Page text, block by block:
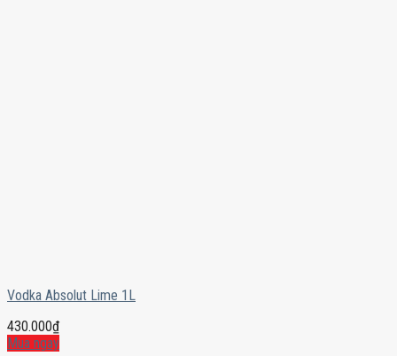
Vodka Absolut Lime 1L
430.000₫
Mua ngay